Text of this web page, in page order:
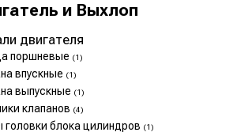
и Выхлоп
двигателя
поршневые (1)
впускные (1)
выпускные (1)
клапанов (4)
головки блока цилиндров (1)